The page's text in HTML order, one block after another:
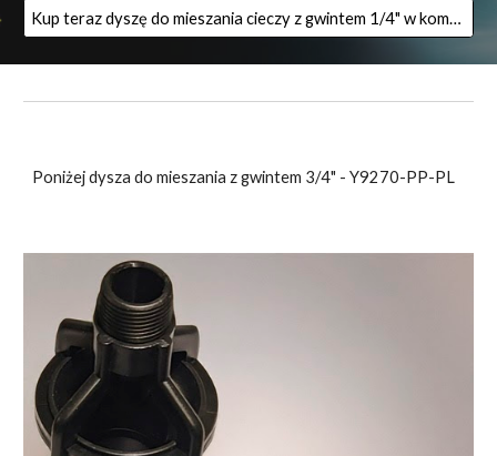
Kup teraz dyszę do mieszania cieczy z gwintem 1/4" w komplecie
Poniżej dysza do mieszania z gwintem 3/4" - Y9270-PP-PL